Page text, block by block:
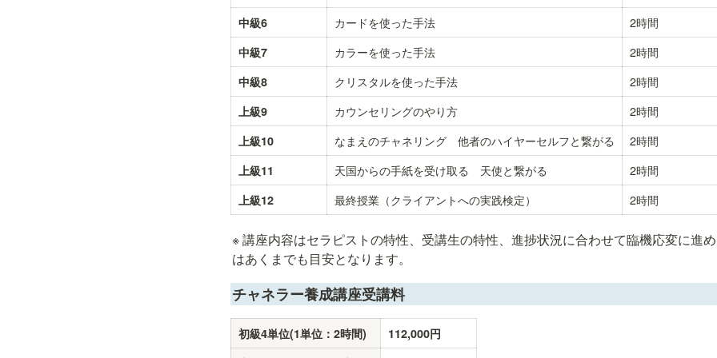
中級6 カードを使った手法 2時間
中級7 カラーを使った手法 2時間
中級8 クリスタルを使った手法 2時間
上級9 カウンセリングのやり方 2時間
上級10 なまえのチャネリング　他者のハイヤーセルフと繋がる 2時間
上級11 天国からの手紙を受け取る　天使と繋がる 2時間
上級12 最終授業（クライアントへの実践検定） 2時間
※ 講座内容はセラピストの特性、受講生の特性、進捗状況に合わせて臨機応変に進
はあくまでも目安となります。
チャネラー養成講座受講料
初級4単位(1単位：2時間)
112,000円